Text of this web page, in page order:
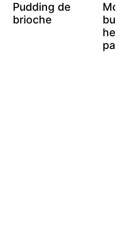
Pudding de
brioche
he